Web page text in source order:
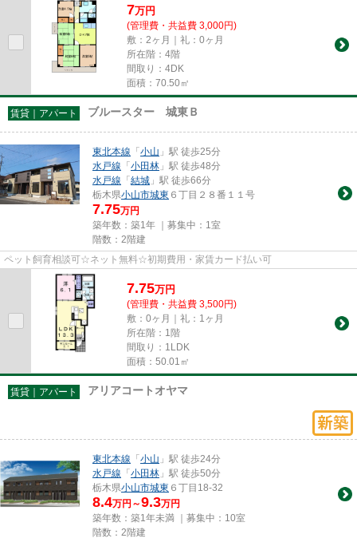
7万円
(管理費・共益費 3,000円)
敷：2ヶ月｜礼：0ヶ月
所在階：4階
間取り：4DK
面積：70.50㎡
賃貸｜アパート ブルースター 城東Ｂ
東北本線 「小山 」駅 徒歩25分
水戸線 「小田林 」駅 徒歩48分
水戸線 「結城 」駅 徒歩66分
栃木県小山市城東 ６丁目２８番１１号
7.75万円
築年数：築1年 ｜募集中： 1室
階数：2階建
ペット飼育相談可☆ネット無料☆初期費用・家賃カード払い可
7.75万円
(管理費・共益費 3,500円)
敷：0ヶ月｜礼：1ヶ月
所在階：1階
間取り：1LDK
面積：50.01㎡
賃貸｜アパート アリアコートオヤマ
東北本線 「小山 」駅 徒歩24分
水戸線 「小田林 」駅 徒歩50分
栃木県小山市城東 ６丁目18-32
8.4万円～9.3万円
築年数：築1年未満 ｜募集中： 10室
階数：2階建